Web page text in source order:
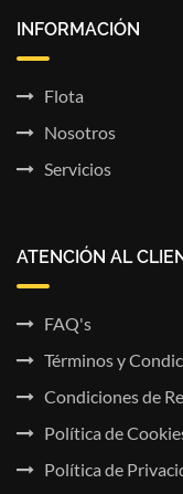
INFORMACIÓN
Flota
Nosotros
Servicios
ATENCIÓN AL
FAQ's
Términos y
Condiciones de
Política de
Política de